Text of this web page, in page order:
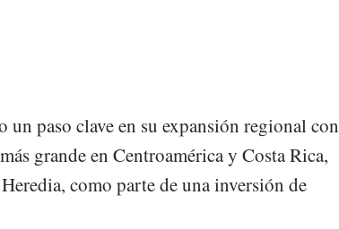
un paso clave en su expansión regional con
grande en Centroamérica y Costa Rica,
como parte de una inversión de